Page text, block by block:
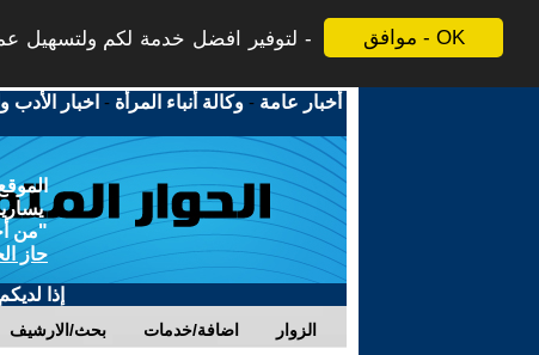
موافق - OK
لتوفير افضل خدمة لكم ولتسهيل
أخبار عامة -وكالة أنباء المرأة - اخبار الأدب
"من
حاز
إذا
بحث/الارشيف اضافة/خدمات الزوار